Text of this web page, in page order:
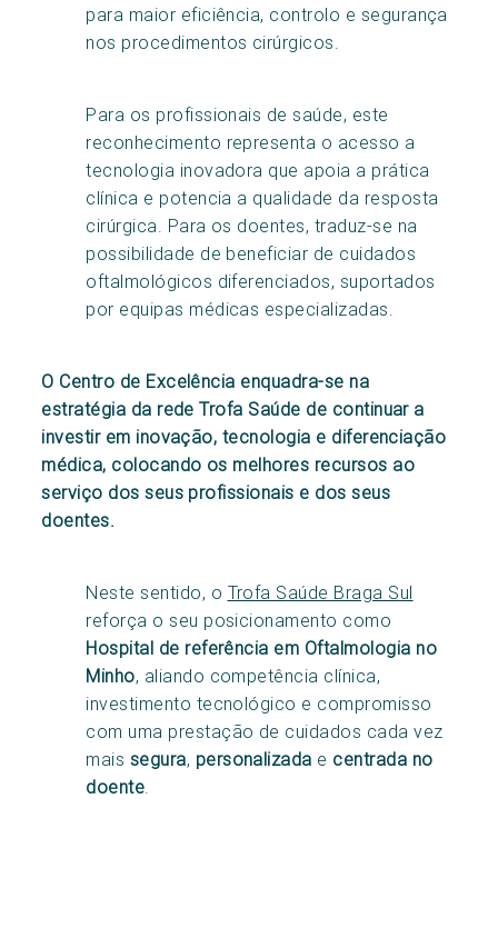
para maior eficiência, controlo e segurança
nos procedimentos cirúrgicos.
Para os profissionais de saúde, este
reconhecimento representa o acesso a
tecnologia inovadora que apoia a prática
clínica e potencia a qualidade da resposta
cirúrgica. Para os doentes, traduz-se na
possibilidade de beneficiar de cuidados
oftalmológicos diferenciados, suportados
por equipas médicas especializadas.
O Centro de Excelência enquadra-se na
estratégia da rede Trofa Saúde de continuar a
investir em inovação, tecnologia e diferenciação
médica, colocando os melhores recursos ao
serviço dos seus profissionais e dos seus
doentes.
Neste sentido, o Trofa Saúde Braga Sul
reforça o seu posicionamento como
Hospital de referência em Oftalmologia no
Minho, aliando competência clínica,
investimento tecnológico e compromisso
com uma prestação de cuidados cada vez
mais segura, personalizada e centrada no
doente.